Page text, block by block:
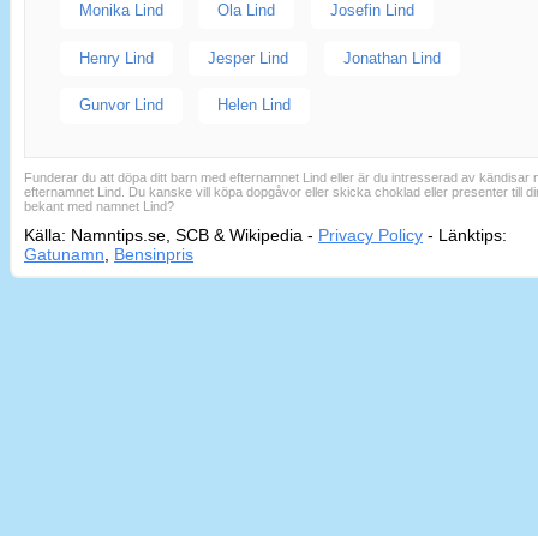
Monika Lind Ola Lind Josefin Lind
Henry Lind Jesper Lind Jonathan Lind
Gunvor Lind Helen Lind
Funderar du att döpa ditt barn med efternamnet Lind eller är du intresserad av kändisar
efternamnet Lind. Du kanske vill köpa dopgåvor eller skicka choklad eller presenter till
bekant med namnet Lind?
Källa: Namntips.se, SCB & Wikipedia - Privacy Policy - Länktips:
Gatunamn, Bensinpris